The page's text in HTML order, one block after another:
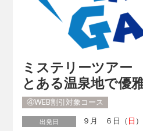
ミステリーツアー
とある温泉地で優
④WEB割引対象コース
出発日 ９月 ６日（ 日 ）